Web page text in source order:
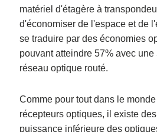
matériel d'étagère à
d'économiser de l'espace et de
se traduire par des économies
pouvant atteindre 57% avec
réseau optique routé.
Comme pour tout dans le
récepteurs optiques, il existe
puissance inférieure des